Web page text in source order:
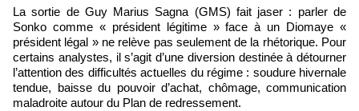
La sortie de Guy Marius Sagna (GMS) fait jaser : parler de
Sonko comme « président légitime » face à un Diomaye «
président légal » ne relève pas seulement de la rhétorique. Pour
certains analystes, il s’agit d’une diversion destinée à détourner
l’attention des difficultés actuelles du régime : soudure hivernale
tendue, baisse du pouvoir d’achat, chômage, communication
maladroite autour du Plan de redressement.